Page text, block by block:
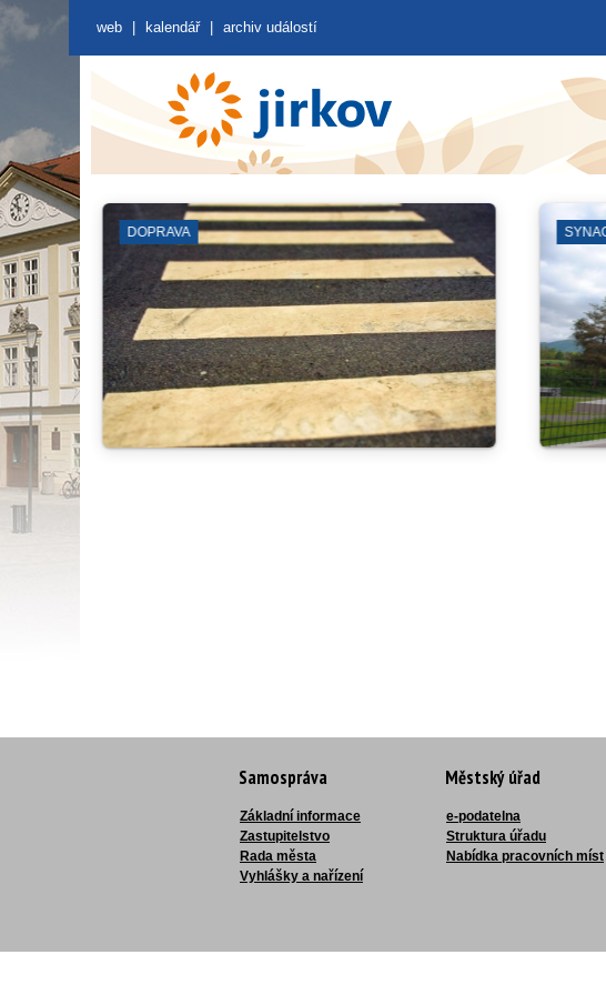
web kalendář archiv událostí
BLOKOVÉ ČIŠTĚNÍ
Samospráva
Základní informace
Zastupitelstvo
Rada města
Vyhlášky a nařízení
Městský úřad
e-podatelna
Struktura úřadu
Nabídka pracovních míst